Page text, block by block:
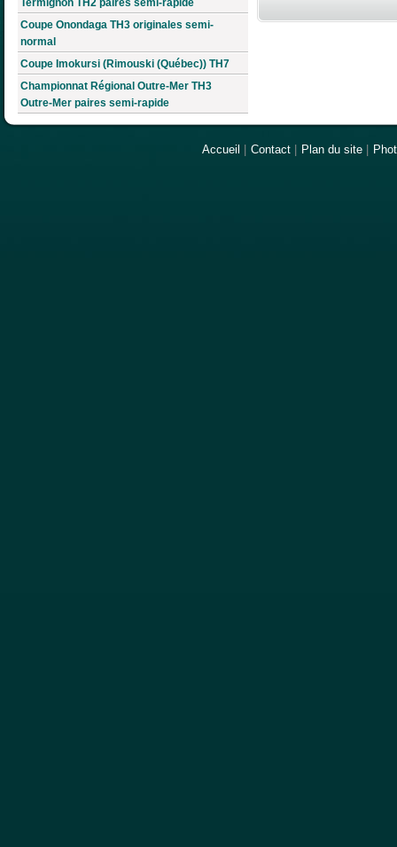
Termignon TH2 paires semi-rapide
Coupe Onondaga TH3 originales semi-
normal
Coupe Imokursi (Rimouski (Québec)) TH7
Championnat Régional Outre-Mer TH3
Outre-Mer paires semi-rapide
Accueil Contact Plan du site